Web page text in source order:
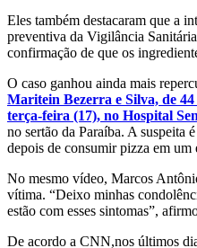
Eles também destacaram que a
preventiva da Vigilância
confirmação de que os
O caso ganhou ainda mais
Maritein Bezerra e Silva, de
terça-feira (17), no Hospital
no sertão da Paraíba. A suspeita
depois de consumir pizza em um
No mesmo vídeo, Marcos
vítima. “Deixo minhas
estão com esses sintomas”,
De acordo a CNN,nos últimos